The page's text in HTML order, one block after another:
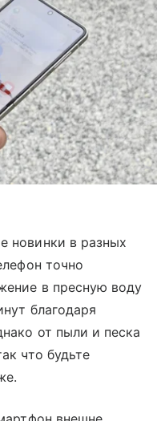
новинки в разных
точно
в пресную воду
благодаря
от пыли и песка
что будьте